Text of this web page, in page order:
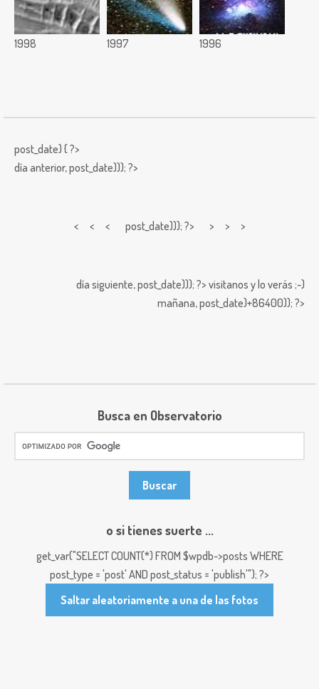
1998 1997 1996
post_date) { ?>
día anterior,post_date))); ?>
< < < post_date))); ?> > > >
día siguiente,post_date))); ?> visitanos y lo verás ;-)
mañana,post_date)+86400)); ?>
Busca en Observatorio
o si tienes suerte ...
get_var("SELECT COUNT(*) FROM $wpdb->posts WHERE
post_type = 'post' AND post_status = 'publish'"); ?>
Saltar aleatoriamente a una de las fotos